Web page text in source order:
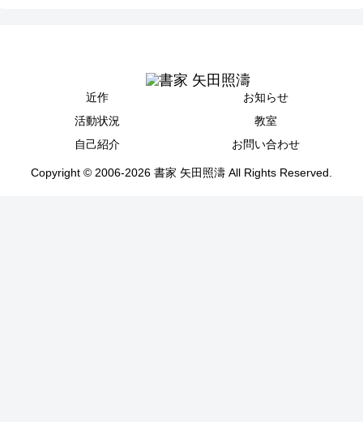
近作
お知らせ
活動状況
教室
自己紹介
お問い合わせ
Copyright © 2006-2026 書家 矢田照濤 All Rights Reserved.